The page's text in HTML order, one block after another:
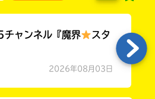
ャンネル『魔界
スタ
2026年08月03日